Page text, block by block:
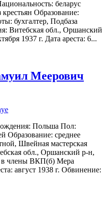
беларус
Образование:
бухгалтер, Подбаза
Витебская обл., Оршанский
1937 г. Дата ареста: 6...
Меерович
Польша Пол:
Образование: среднее
Швейная мастерская
обл., Оршанский р-н,
в члены ВКП(б) Мера
август 1938 г. Обвинение: